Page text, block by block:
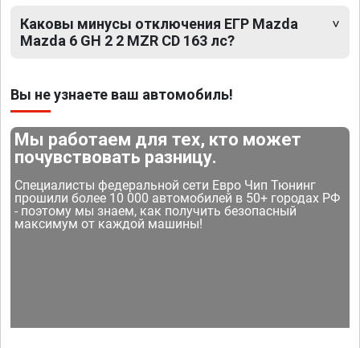
Каковы минусы отключения ЕГР Mazda
Mazda 6 GH 2 2 MZR CD 163 лс?
Вы не узнаете ваш автомобиль!
Мы работаем для тех, кто может
почувствовать разницу.
Специалисты федеральной сети Евро Чип Тюнинг
прошили более 10 000 автомобилей в 50+ городах РФ
- поэтому мы знаем, как получить безопасный
максимум от каждой машины!